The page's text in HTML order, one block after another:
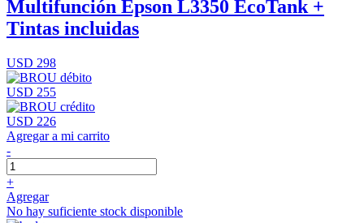
Multifunción Epson L3350 EcoTank +
Tintas incluidas
USD 298
USD 255
USD 226
Agregar a mi carrito
-
+
Agregar
No hay suficiente stock disponible